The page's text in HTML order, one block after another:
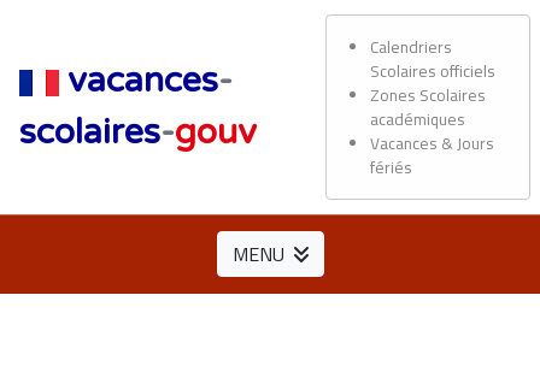
vacances-
scolaires-gouv
Calendriers
Scolaires officiels
Zones Scolaires
académiques
Vacances & Jours
fériés
MENU